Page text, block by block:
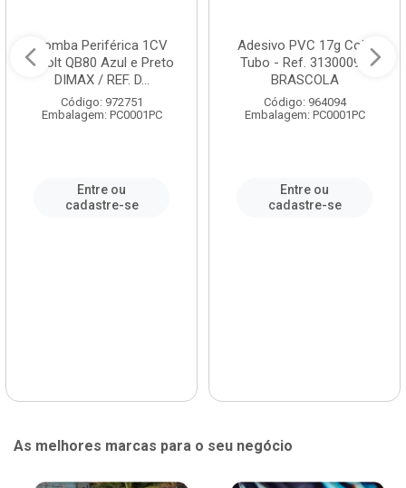
Bomba Periférica 1CV
Bivolt QB80 Azul e Preto
DIMAX / REF. D...
Código: 972751
Embalagem: PC0001PC
Entre ou
cadastre-se
Adesivo PVC 17g Cola
Tubo - Ref. 3130009 -
BRASCOLA
Código: 964094
Embalagem: PC0001PC
Entre ou
cadastre-se
As melhores marcas para o seu negócio